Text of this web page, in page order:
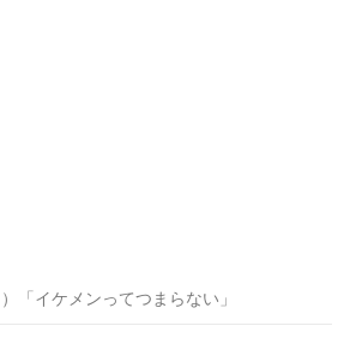
「イケメンってつまらない」